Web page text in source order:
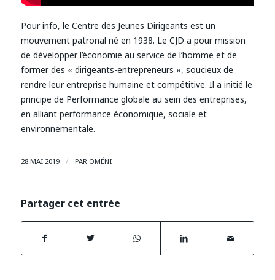
Pour info, le Centre des Jeunes Dirigeants est un
mouvement patronal né en 1938. Le CJD a pour mission
de développer l’économie au service de l’homme et de
former des « dirigeants-entrepreneurs », soucieux de
rendre leur entreprise humaine et compétitive. Il a initié le
principe de Performance globale au sein des entreprises,
en alliant performance économique, sociale et
environnementale.
28 MAI 2019 / PAR OMÉNI
Partager cet entrée